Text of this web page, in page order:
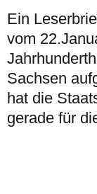
Ein
vom
Sachsen
hat die
gerade für